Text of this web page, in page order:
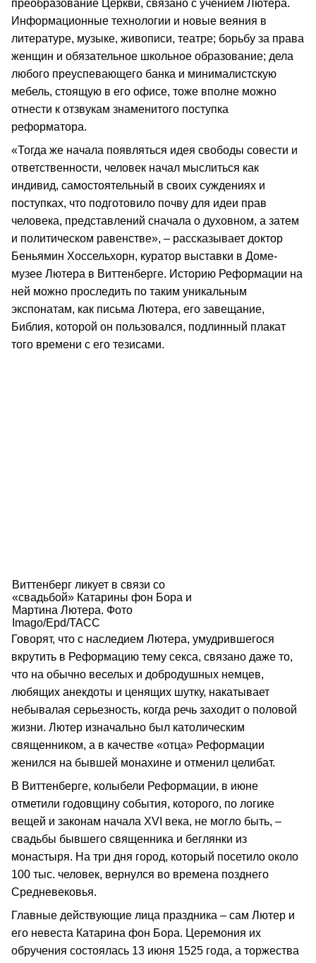
преобразование Церкви, связано с учением Лютера.
Информационные технологии и новые веяния в
литературе, музыке, живописи, театре; борьбу за права
женщин и обязательное школьное образование; дела
любого преуспевающего банка и минималистскую
мебель, стоящую в его офисе, тоже вполне можно
отнести к отзвукам знаменитого поступка
реформатора.
«Тогда же начала появляться идея свободы совести и
ответственности, человек начал мыслиться как
индивид, самостоятельный в своих суждениях и
поступках, что подготовило почву для идеи прав
человека, представлений сначала о духовном, а затем
и политическом равенстве», – рассказывает доктор
Беньямин Хоссельхорн, куратор выставки в Доме-
музее Лютера в Виттенберге. Историю Реформации на
ней можно проследить по таким уникальным
экспонатам, как письма Лютера, его завещание,
Библия, которой он пользовался, подлинный плакат
того времени с его тезисами.
Виттенберг ликует в связи со
«свадьбой» Катарины фон Бора и
Мартина Лютера. Фото
Imago/Epd/TACC
Говорят, что с наследием Лютера, умудрившегося
вкрутить в Реформацию тему секса, связано даже то,
что на обычно веселых и добродушных немцев,
любящих анекдоты и ценящих шутку, накатывает
небывалая серьезность, когда речь заходит о половой
жизни. Лютер изначально был католическим
священником, а в качестве «отца» Реформации
женился на бывшей монахине и отменил целибат.
В Виттенберге, колыбели Реформации, в июне
отметили годовщину события, которого, по логике
вещей и законам начала XVI века, не могло быть, –
свадьбы бывшего священника и беглянки из
монастыря. На три дня город, который посетило около
100 тыс. человек, вернулся во времена позднего
Средневековья.
Главные действующие лица праздника – сам Лютер и
его невеста Катарина фон Бора. Церемония их
обручения состоялась 13 июня 1525 года, а торжества